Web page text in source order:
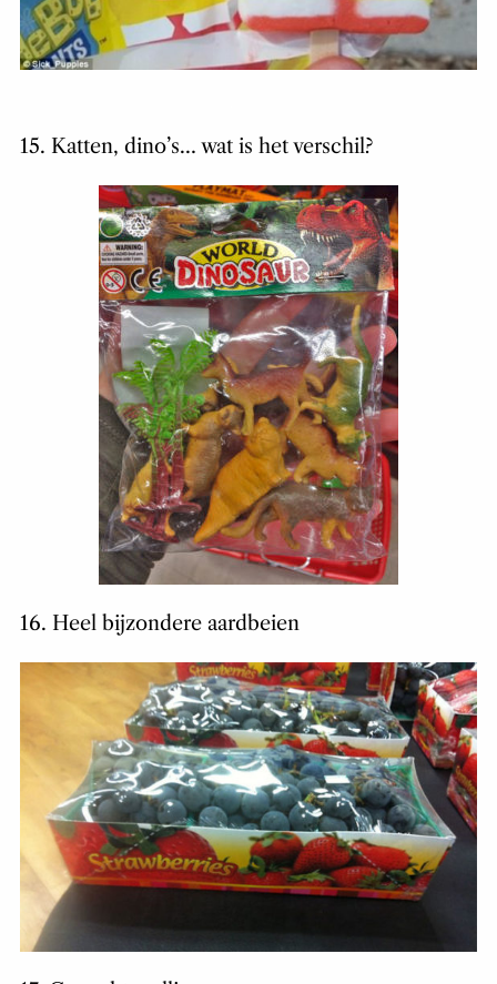
16. Heel bijzondere aardbeien
17. Gezocht: vulling.